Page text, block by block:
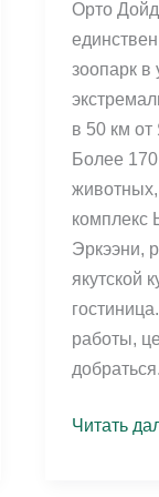
Орто
зоопарк в
в 50 км от
Более
комплекс
Эркээни,
якутской
работы,
Орто
Читать